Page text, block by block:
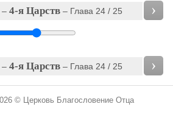
– 4-я Царств– Глава 24 / 25 ›
– 4-я Царств– Глава 24 / 25 ›
© Церковь Благословение Отца